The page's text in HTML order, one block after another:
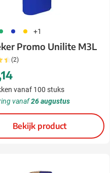
& specials categorie
005 006 +1
Promo Unilite M3L
(2)
vanaf 100 stuks
vanaf26 augustus
Bekijk product